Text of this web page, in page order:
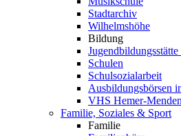
Stadtarchiv
Wilhelmshöhe
Bildung
Schulen
Schulsozialarbeit
Ausbildungsbörsen
VHS Hemer-
Familie, Soziales & Sport
Familie